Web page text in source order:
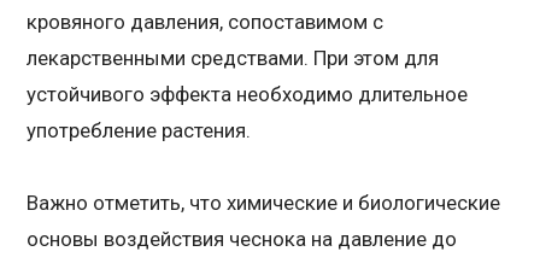
кровяного давления, сопоставимом с
лекарственными средствами. При этом для
устойчивого эффекта необходимо длительное
употребление растения.
Важно отметить, что химические и биологические
основы воздействия чеснока на давление до